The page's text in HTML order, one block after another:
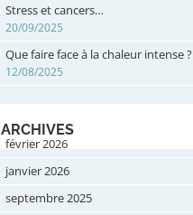
Stress et cancers…
20/09/2025
Que faire face à la chaleur intense ?
12/08/2025
ARCHIVES
février 2026
janvier 2026
septembre 2025